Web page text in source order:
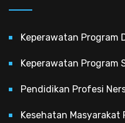
Keperawatan Program
Keperawatan Program
Pendidikan Profesi
Kesehatan Masyarakat